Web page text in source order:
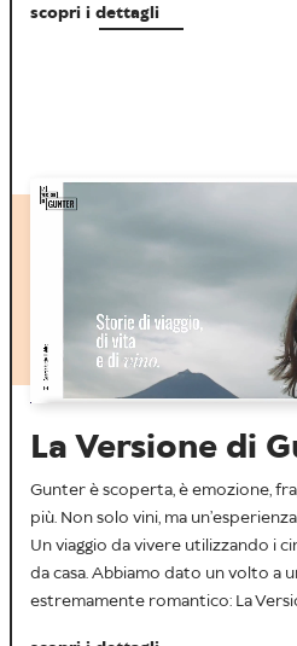
scopri i dettagli
La Versione di
Gunter è scoperta, è emozione,
più. Non solo vini, ma
Un viaggio da vivere utilizzando i
da casa. Abbiamo dato un volto a
estremamente romantico: La